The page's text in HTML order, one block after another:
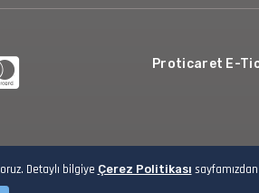
Detaylı bilgiye Çerez Politikası
Proticaret E-